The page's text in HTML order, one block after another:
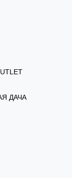
ДАЧА